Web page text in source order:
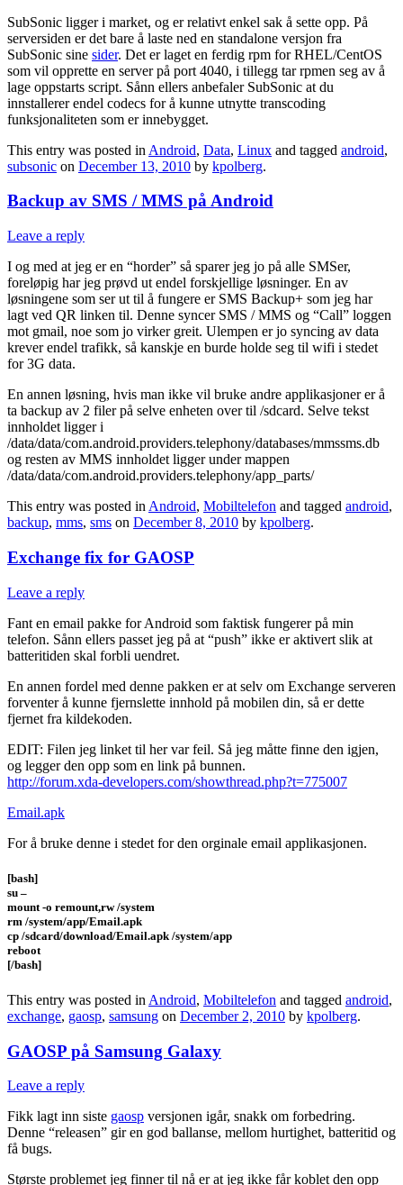
SubSonic ligger i market, og er relativt enkel sak å sette opp. På
serversiden er det bare å laste ned en standalone versjon fra
SubSonic sine sider. Det er laget en ferdig rpm for RHEL/CentOS
som vil opprette en server på port 4040, i tillegg tar rpmen seg av å
lage oppstarts script. Sånn ellers anbefaler SubSonic at du
innstallerer endel codecs for å kunne utnytte transcoding
funksjonaliteten som er innebygget.
This entry was posted in Android, Data, Linux and tagged android,
subsonic on December 13, 2010 by kpolberg.
Backup av SMS / MMS på Android
Leave a reply
I og med at jeg er en “horder” så sparer jeg jo på alle SMSer,
foreløpig har jeg prøvd ut endel forskjellige løsninger. En av
løsningene som ser ut til å fungere er SMS Backup+ som jeg har
lagt ved QR linken til. Denne syncer SMS / MMS og “Call” loggen
mot gmail, noe som jo virker greit. Ulempen er jo syncing av data
krever endel trafikk, så kanskje en burde holde seg til wifi i stedet
for 3G data.
En annen løsning, hvis man ikke vil bruke andre applikasjoner er å
ta backup av 2 filer på selve enheten over til /sdcard. Selve tekst
innholdet ligger i
/data/data/com.android.providers.telephony/databases/mmssms.db
og resten av MMS innholdet ligger under mappen
/data/data/com.android.providers.telephony/app_parts/
This entry was posted in Android, Mobiltelefon and tagged android,
backup, mms, sms on December 8, 2010 by kpolberg.
Exchange fix for GAOSP
Leave a reply
Fant en email pakke for Android som faktisk fungerer på min
telefon. Sånn ellers passet jeg på at “push” ikke er aktivert slik at
batteritiden skal forbli uendret.
En annen fordel med denne pakken er at selv om Exchange serveren
forventer å kunne fjernslette innhold på mobilen din, så er dette
fjernet fra kildekoden.
EDIT: Filen jeg linket til her var feil. Så jeg måtte finne den igjen,
og legger den opp som en link på bunnen.
http://forum.xda-developers.com/showthread.php?t=775007
Email.apk
For å bruke denne i stedet for den orginale email applikasjonen.
[bash]
su –
mount -o remount,rw /system
rm /system/app/Email.apk
cp /sdcard/download/Email.apk /system/app
reboot
[/bash]
This entry was posted in Android, Mobiltelefon and tagged android,
exchange, gaosp, samsung on December 2, 2010 by kpolberg.
GAOSP på Samsung Galaxy
Leave a reply
Fikk lagt inn siste gaosp versjonen igår, snakk om forbedring.
Denne “releasen” gir en god ballanse, mellom hurtighet, batteritid og
få bugs.
Største problemet jeg finner til nå er at jeg ikke får koblet den opp